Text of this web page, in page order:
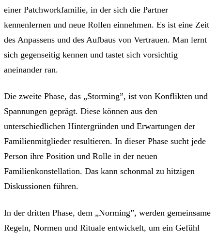
einer Patchworkfamilie, in der sich die Partner
kennenlernen und neue Rollen einnehmen. Es ist eine Zeit
des Anpassens und des Aufbaus von Vertrauen. Man lernt
sich gegenseitig kennen und tastet sich vorsichtig
aneinander ran.
Die zweite Phase, das „Storming”, ist von Konflikten und
Spannungen geprägt. Diese können aus den
unterschiedlichen Hintergründen und Erwartungen der
Familienmitglieder resultieren. In dieser Phase sucht jede
Person ihre Position und Rolle in der neuen
Familienkonstellation. Das kann schonmal zu hitzigen
Diskussionen führen.
In der dritten Phase, dem „Norming”, werden gemeinsame
Regeln, Normen und Rituale entwickelt, um ein Gefühl